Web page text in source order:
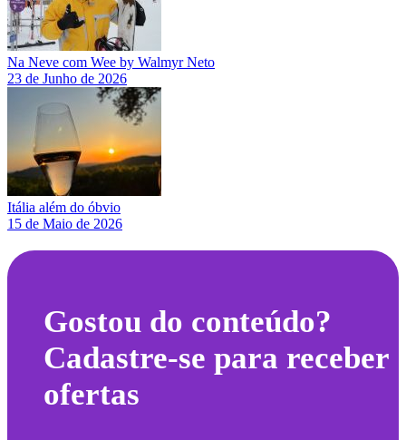
Na Neve com Wee by Walmyr Neto
23 de Junho de 2026
Itália além do óbvio
15 de Maio de 2026
Gostou do conteúdo?
Cadastre-se para receber
ofertas